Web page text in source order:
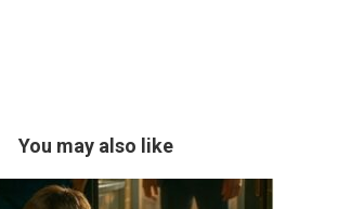
You may also like